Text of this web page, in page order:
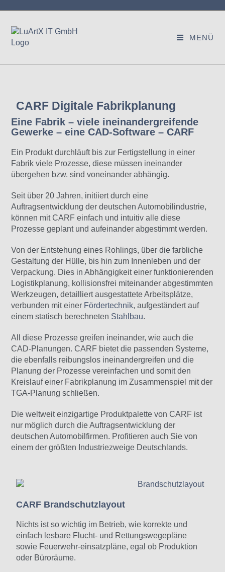
MENÜ
CARF Digitale Fabrikplanung
Eine Fabrik – viele ineinandergreifende
Gewerke – eine CAD-Software – CARF
Ein Produkt durchläuft bis zur Fertigstellung in einer
Fabrik viele Prozesse, diese müssen ineinander
übergehen bzw. sind voneinander abhängig.
Seit über 20 Jahren, initiiert durch eine
Auftragsentwicklung der deutschen Automobilindustrie,
können mit CARF einfach und intuitiv alle diese
Prozesse geplant und aufeinander abgestimmt werden.
Von der Entstehung eines Rohlings, über die farbliche
Gestaltung der Hülle, bis hin zum Innenleben und der
Verpackung. Dies in Abhängigkeit einer funktionierenden
Logistikplanung, kollisionsfrei miteinander abgestimmten
Werkzeugen, detailliert ausgestattete Arbeitsplätze,
verbunden mit einer Fördertechnik, aufgeständert auf
einem statisch berechneten Stahlbau.
All diese Prozesse greifen ineinander, wie auch die
CAD-Planungen. CARF bietet die passenden Systeme,
die ebenfalls reibungslos ineinandergreifen und die
Planung der Prozesse vereinfachen und somit den
Kreislauf einer Fabrikplanung im Zusammenspiel mit der
TGA-Planung schließen.
Die weltweit einzigartige Produktpalette von CARF ist
nur möglich durch die Auftragsentwicklung der
deutschen Automobilfirmen. Profitieren auch Sie von
einem der größten Industriezweige Deutschlands.
CARF Brandschutzlayout
Nichts ist so wichtig im Betrieb, wie korrekte und
einfach lesbare Flucht- und Rettungswegepläne
sowie Feuerwehr-einsatzpläne, egal ob Produktion
oder Büroräume.